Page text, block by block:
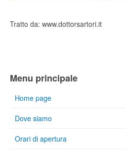
Tratto da: www.dottorsartori.it
Menu principale
Home page
Dove siamo
Orari di apertura